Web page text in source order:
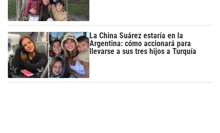
La China Suárez estaría en la
Argentina: cómo accionará para
llevarse a sus tres hijos a Turquía